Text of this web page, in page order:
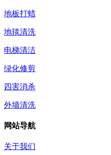
地板打蜡
地毯清洗
电梯清洁
绿化修剪
四害消杀
外墙清洗
网站导航
关于我们